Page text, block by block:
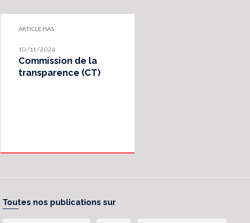
ARTICLE HAS
10/11/2024
Commission de la
transparence (CT)
Toutes nos publications sur